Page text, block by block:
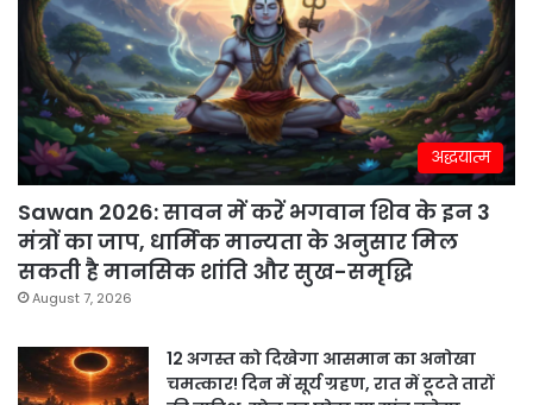
अद्धयात्म
Sawan 2026: सावन में करें भगवान शिव के इन 3
मंत्रों का जाप, धार्मिक मान्यता के अनुसार मिल
सकती है मानसिक शांति और सुख-समृद्धि
August 7, 2026
12 अगस्त को दिखेगा आसमान का अनोखा
चमत्कार! दिन में सूर्य ग्रहण, रात में टूटते तारों